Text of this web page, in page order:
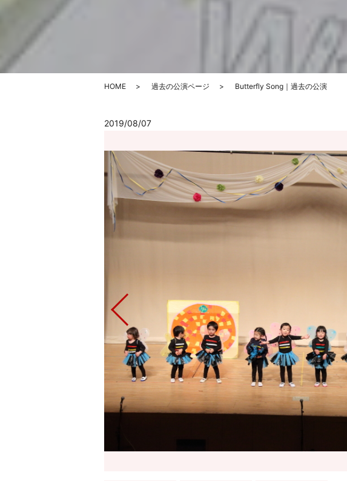
HOME 過去の公演ページ Butterfly Song｜過去の公演
2019/08/07